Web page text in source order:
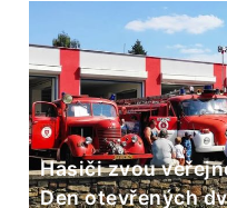
Hasiči zvou
Den otevřených